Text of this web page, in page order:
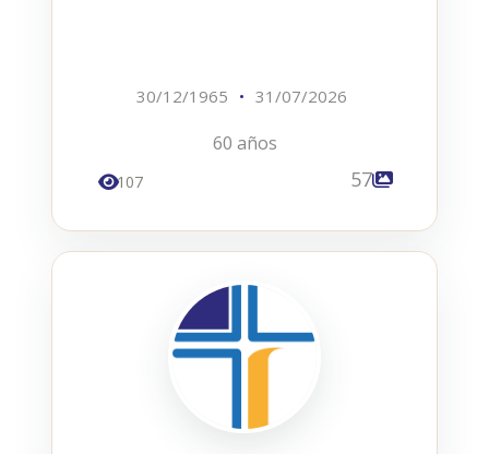
30/12/1965 • 31/07/2026
60 años
107 57